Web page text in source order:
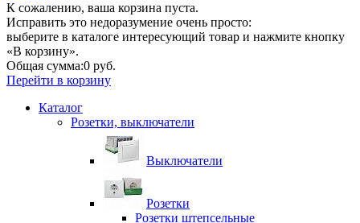
К сожалению, ваша корзина пуста.
Исправить это недоразумение очень просто:
выберите в каталоге интересующий товар и нажмите кнопку
«В корзину».
Общая сумма:0 руб.
Перейти в корзину
Каталог
Розетки, выключатели
Выключатели
Розетки
Розетки штепсельные